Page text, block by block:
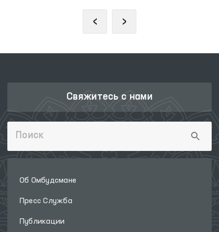
‹ ›
Свяжитесь с нами
Об Омбудсмане
Пресс Служба
Публикации